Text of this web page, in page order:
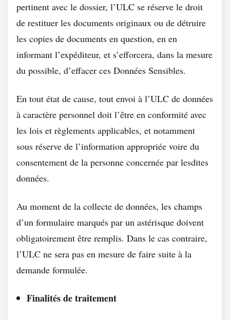
pertinent avec le dossier, l’ULC se réserve le droit
de restituer les documents originaux ou de détruire
les copies de documents en question, en en
informant l’expéditeur, et s’efforcera, dans la mesure
du possible, d’effacer ces Données Sensibles.
En tout état de cause, tout envoi à l’ULC de données
à caractère personnel doit l’être en conformité avec
les lois et règlements applicables, et notamment
sous réserve de l’information appropriée voire du
consentement de la personne concernée par lesdites
données.
Au moment de la collecte de données, les champs
d’un formulaire marqués par un astérisque doivent
obligatoirement être remplis. Dans le cas contraire,
l’ULC ne sera pas en mesure de faire suite à la
demande formulée.
Finalités de traitement